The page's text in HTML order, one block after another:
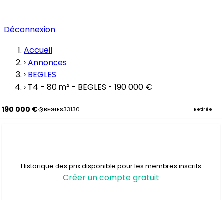
Déconnexion
Accueil
›Annonces
› BEGLES
› T4 - 80 m² - BEGLES - 190 000 €
190 000 € BEGLES33130 Retirée
Historique des prix disponible pour les membres inscrits
Créer un compte gratuit